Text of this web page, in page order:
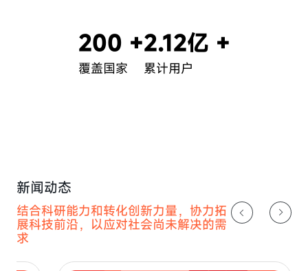
200 +
覆盖国家
2.12亿 +
累计用户
新闻动态
结合科研能力和转化创新力量，协力拓
展科技前沿，以应对社会尚未解决的需
求